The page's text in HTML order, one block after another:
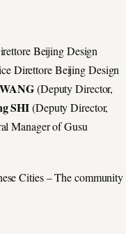
Beijing Design
Direttore Beijing Design
(Deputy Director,
SHI(Deputy Director,
Manager of Gusu
Cities – The community